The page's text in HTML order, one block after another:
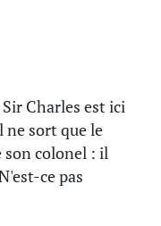
Charles est ici
ne sort que le
son colonel : il
ce pas